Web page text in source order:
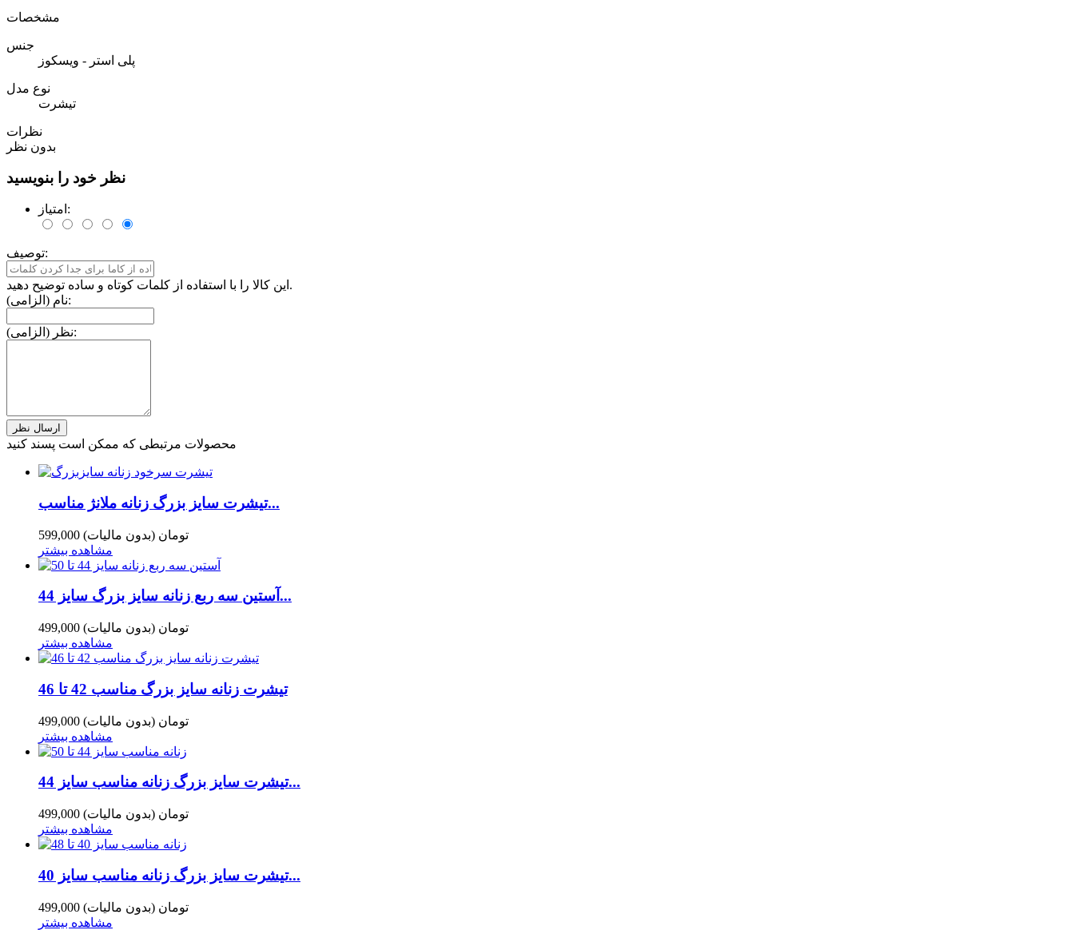
مشخصات
جنس
پلی استر - ویسکوز
نوع مدل
تیشرت
نظرات
بدون نظر
نظر خود را بنویسید
امتیاز:
توصیف:
این کالا را با استفاده از کلمات کوتاه و ساده توضیح دهید.
نام (الزامی):
نظر (الزامی):
محصولات مرتبطی که ممکن است پسند کنید
تیشرت سایز بزرگ زنانه ملانژ مناسب...
599,000 تومان (بدون مالیات)
مشاهده بیشتر
آستین سه ربع زنانه سایز بزرگ سایز 44...
499,000 تومان (بدون مالیات)
مشاهده بیشتر
تیشرت زنانه سایز بزرگ مناسب 42 تا 46
499,000 تومان (بدون مالیات)
مشاهده بیشتر
تیشرت سایز بزرگ زنانه مناسب سایز 44...
499,000 تومان (بدون مالیات)
مشاهده بیشتر
تیشرت سایز بزرگ زنانه مناسب سایز 40...
499,000 تومان (بدون مالیات)
مشاهده بیشتر